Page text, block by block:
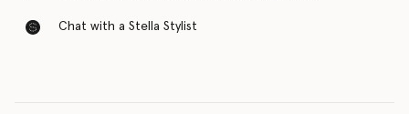
Chat with a Stella Stylist